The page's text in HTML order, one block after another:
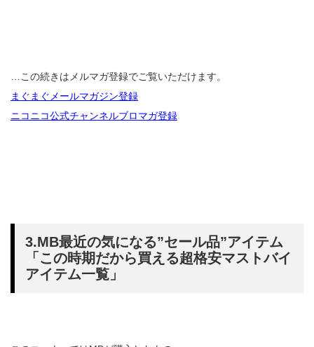
…この続きはメルマガ登録でご覧いただけます。
まぐまぐメールマガジン登録
ニコニコ公式チャンネルブロマガ登録
3.MB最近の気になる”セール品”アイテム
「この時期だから買える超格安マストバイ
アイテム一覧」